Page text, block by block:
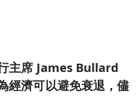
主席 James Bullard
經濟可以避免衰退，儘